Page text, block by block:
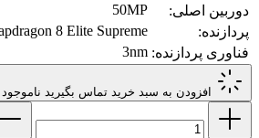
دوربین اصلی:
50MP
پردازنده:
8 Elite Supreme
فناوری پردازنده: 3nm
افزودن به سبد خرید تماس بگیرید ناموجود